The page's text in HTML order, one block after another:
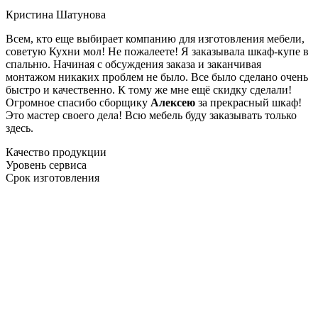
Кристина Шатунова
Всем, кто еще выбирает компанию для изготовления мебели,
советую Кухни мол! Не пожалеете! Я заказывала шкаф-купе в
спальню. Начиная с обсуждения заказа и заканчивая
монтажом никаких проблем не было. Все было сделано очень
быстро и качественно. К тому же мне ещё скидку сделали!
Огромное спасибо сборщику Алексею за прекрасный шкаф!
Это мастер своего дела! Всю мебель буду заказывать только
здесь.
Качество продукции
Уровень сервиса
Срок изготовления